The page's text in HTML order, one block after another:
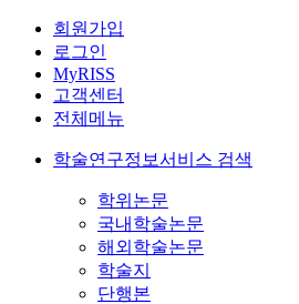
회원가입
로그인
MyRISS
고객센터
전체메뉴
학술연구정보서비스 검색
학위논문
국내학술논문
해외학술논문
학술지
단행본